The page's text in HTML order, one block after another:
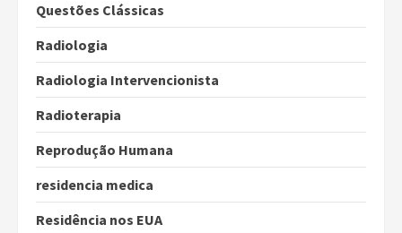
Questões Clássicas
Radiologia
Radiologia Intervencionista
Radioterapia
Reprodução Humana
residencia medica
Residência nos EUA